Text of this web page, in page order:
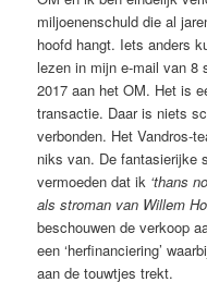
miljoenenschuld die al
hoofd hangt. Iets anders
lezen in mijn e-mail van 8
2017 aan het OM. Het is
transactie. Daar is niets
verbonden. Het Vandros-
niks van. De fantasierijke
vermoeden dat ik ‘thans
als stroman van Willem
beschouwen de verkoop
een ‘herfinanciering’
aan de touwtjes trekt.